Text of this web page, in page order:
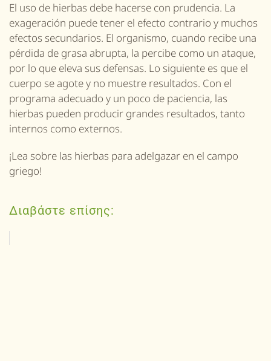
El uso de hierbas debe hacerse con prudencia. La
exageración puede tener el efecto contrario y muchos
efectos secundarios. El organismo, cuando recibe una
pérdida de grasa abrupta, la percibe como un ataque,
por lo que eleva sus defensas. Lo siguiente es que el
cuerpo se agote y no muestre resultados. Con el
programa adecuado y un poco de paciencia, las
hierbas pueden producir grandes resultados, tanto
internos como externos.
¡Lea sobre las hierbas para adelgazar en el campo
griego!
Διαβάστε επίσης: